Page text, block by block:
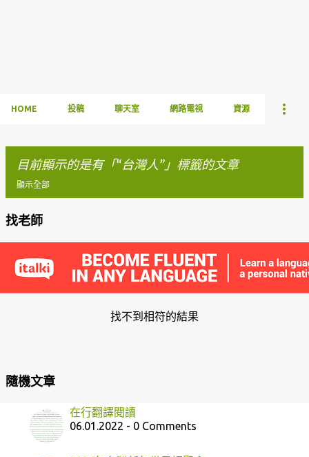
HOME 投稿 聊天室 網路電視 資源
目前顯示的是有「 台灣人 」標籤的文章
顯示全部
發
表
找老師
找不到相符的結果
隨機文章
在行翻譯閱讀
06.01.2022 - 0 Comments